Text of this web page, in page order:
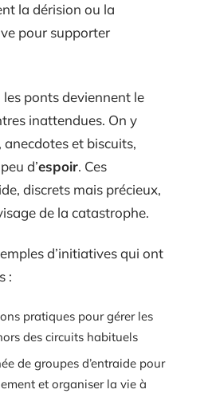
la dérision ou la
pour supporter
les ponts deviennent le
inattendues. On y
anecdotes et biscuits,
d’espoir. Ces
discrets mais précieux,
de la catastrophe.
d’initiatives qui ont
:
pratiques pour gérer les
des circuits habituels
de groupes d’entraide pour
et organiser la vie à